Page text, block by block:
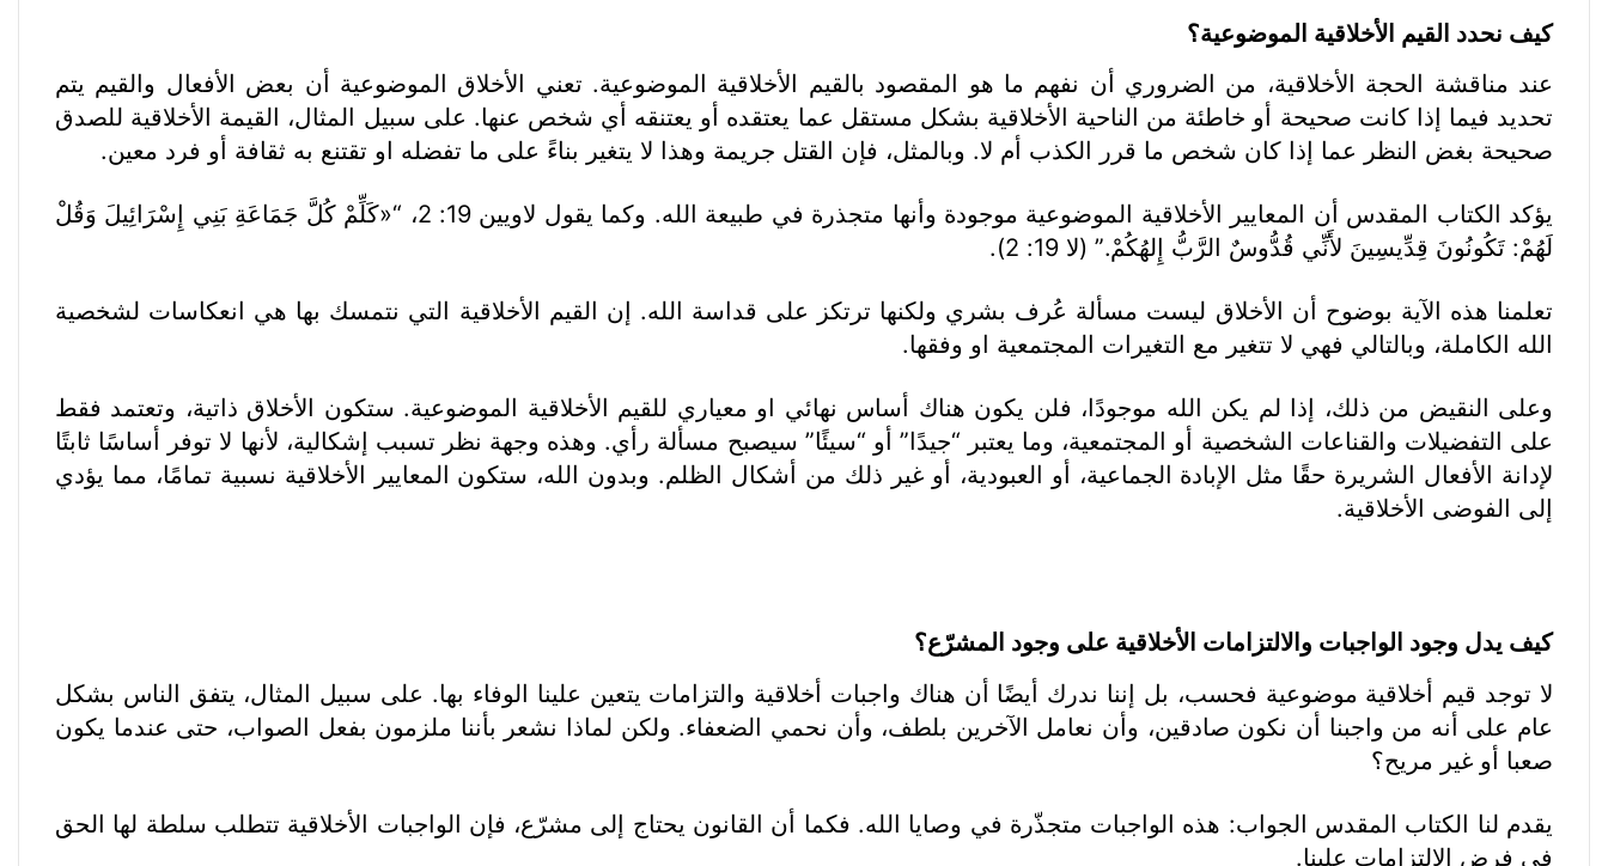
كيف نحدد القيم الأخلاقية الموضوعية؟
عند مناقشة الحجة الأخلاقية، من الضروري أن نفهم ما هو المقصود بالقيم الأخلاقية الموضوعية. تعني الأخلاق الموضوعية أن بعض الأفعال والقيم يتم
تحديد فيما إذا كانت صحيحة أو خاطئة من الناحية الأخلاقية بشكل مستقل عما يعتقده أو يعتنقه أي شخص عنها. على سبيل المثال، القيمة الأخلاقية للصدق
صحيحة بغض النظر عما إذا كان شخص ما قرر الكذب أم لا. وبالمثل، فإن القتل جريمة وهذا لا يتغير بناءً على ما تفضله او تقتنع به ثقافة أو فرد معين.
يؤكد الكتاب المقدس أن المعايير الأخلاقية الموضوعية موجودة وأنها متجذرة في طبيعة الله. وكما يقول لاويين 19: 2، “«كَلِّمْ كُلَّ جَمَاعَةِ بَنِي إِسْرَائِيلَ وَقُلْ
لَهُمْ: تَكُونُونَ قِدِّيسِينَ لأَنِّي قُدُّوسٌ الرَّبُّ إِلهُكُمْ.” (لا 19: 2).
تعلمنا هذه الآية بوضوح أن الأخلاق ليست مسألة عُرف بشري ولكنها ترتكز على قداسة الله. إن القيم الأخلاقية التي نتمسك بها هي انعكاسات لشخصية
الله الكاملة، وبالتالي فهي لا تتغير مع التغيرات المجتمعية او وفقها.
وعلى النقيض من ذلك، إذا لم يكن الله موجودًا، فلن يكون هناك أساس نهائي او معياري للقيم الأخلاقية الموضوعية. ستكون الأخلاق ذاتية، وتعتمد فقط
على التفضيلات والقناعات الشخصية أو المجتمعية، وما يعتبر “جيدًا” أو “سيئًا” سيصبح مسألة رأي. وهذه وجهة نظر تسبب إشكالية، لأنها لا توفر أساسًا ثابتًا
لإدانة الأفعال الشريرة حقًا مثل الإبادة الجماعية، أو العبودية، أو غير ذلك من أشكال الظلم. وبدون الله، ستكون المعايير الأخلاقية نسبية تمامًا، مما يؤدي
إلى الفوضى الأخلاقية.
كيف يدل وجود الواجبات والالتزامات الأخلاقية على وجود المشرّع؟
لا توجد قيم أخلاقية موضوعية فحسب، بل إننا ندرك أيضًا أن هناك واجبات أخلاقية والتزامات يتعين علينا الوفاء بها. على سبيل المثال، يتفق الناس بشكل
عام على أنه من واجبنا أن نكون صادقين، وأن نعامل الآخرين بلطف، وأن نحمي الضعفاء. ولكن لماذا نشعر بأننا ملزمون بفعل الصواب، حتى عندما يكون
صعبا أو غير مريح؟
يقدم لنا الكتاب المقدس الجواب: هذه الواجبات متجذّرة في وصايا الله. فكما أن القانون يحتاج إلى مشرّع، فإن الواجبات الأخلاقية تتطلب سلطة لها الحق
في فرض الالتزامات علينا.